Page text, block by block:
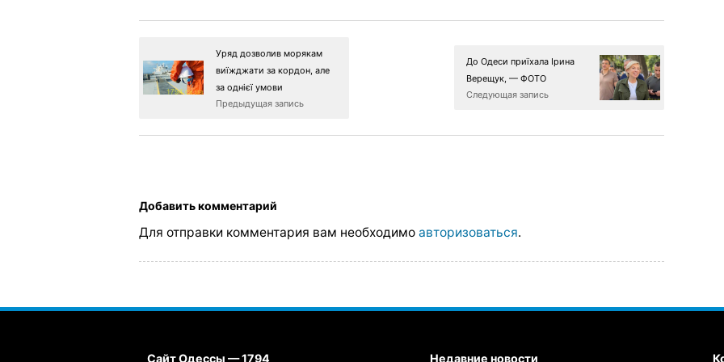
Уряд дозволив морякам
виїжджати за кордон, але
за однієї умови
Предыдущая запись
До Одеси приїхала Ірина
Верещук, — ФОТО
Следующая запись
Добавить комментарий
Для отправки комментария вам необходимо авторизоваться.
Сайт Одессы — 1794 Недавние новости